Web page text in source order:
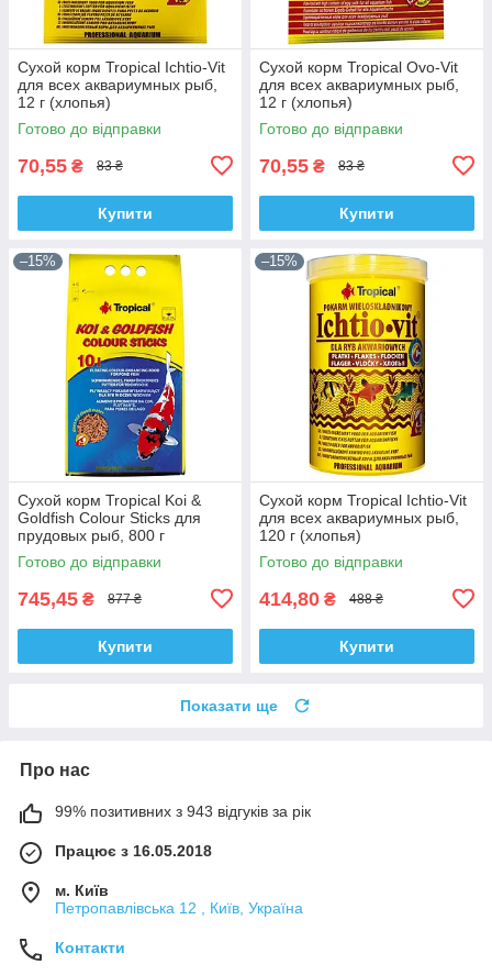
Сухой корм Tropical Ichtio-Vit
для всех аквариумных рыб,
12 г (хлопья)
Готово до відправки
70,55 ₴ 83 ₴
Купити
Сухой корм Tropical Ovo-Vit
для всех аквариумных рыб,
12 г (хлопья)
Готово до відправки
70,55 ₴ 83 ₴
Купити
–15%
Сухой корм Tropical Koi &
Goldfish Colour Sticks для
прудовых рыб, 800 г
(палочки)
Готово до відправки
745,45 ₴ 877 ₴
Купити
–15%
Сухой корм Tropical Ichtio-Vit
для всех аквариумных рыб,
120 г (хлопья)
Готово до відправки
414,80 ₴ 488 ₴
Купити
Показати ще
Про нас
99% позитивних з 943 відгуків за рік
Працює з 16.05.2018
м. Київ
Петропавлівська 12 , Київ, Україна
Контакти